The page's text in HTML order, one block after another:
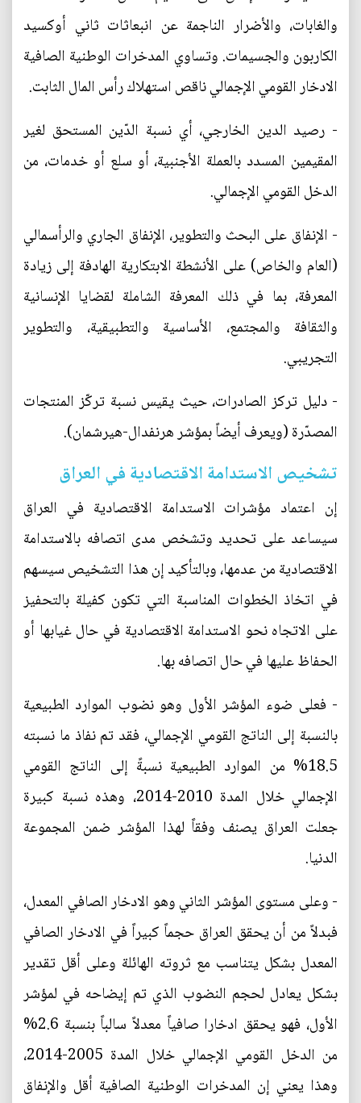
والغابات، والأضرار الناجمة عن انبعاثات ثاني أوكسيد
الكاربون والجسيمات. وتساوي المدخرات الوطنية الصافية
الادخار القومي الإجمالي ناقص استهلاك رأس المال الثابت.
- رصيد الدين الخارجي، أي نسبة الدّين المستحق لغير
المقيمين المسدد بالعملة الأجنبية، أو سلع أو خدمات، من
الدخل القومي الإجمالي.
- الإنفاق على البحث والتطوير، الإنفاق الجاري والرأسمالي
(العام والخاص) على الأنشطة الابتكارية الهادفة إلى زيادة
المعرفة، بما في ذلك المعرفة الشاملة لقضايا الإنسانية
والثقافة والمجتمع، الأساسية والتطبيقية، والتطوير
التجريبي.
- دليل تركز الصادرات، حيث يقيس نسبة تركّز المنتجات
المصدّرة (ويعرف أيضاً بمؤشر هرنفدال-هيرشمان).
تشخيص الاستدامة الاقتصادية في العراق
إن اعتماد مؤشرات الاستدامة الاقتصادية في العراق
سيساعد على تحديد وتشخص مدى اتصافه بالاستدامة
الاقتصادية من عدمها، وبالتأكيد إن هذا التشخيص سيسهم
في اتخاذ الخطوات المناسبة التي تكون كفيلة بالتحفيز
على الاتجاه نحو الاستدامة الاقتصادية في حال غيابها أو
الحفاظ عليها في حال اتصافه بها.
- فعلى ضوء المؤشر الأول وهو نضوب الموارد الطبيعية
بالنسبة إلى الناتج القومي الإجمالي، فقد تم نفاذ ما نسبته
18.5% من الموارد الطبيعية نسبةً إلى الناتج القومي
الإجمالي خلال المدة 2010-2014، وهذه نسبة كبيرة
جعلت العراق يصنف وفقاً لهذا المؤشر ضمن المجموعة
الدنيا.
- وعلى مستوى المؤشر الثاني وهو الادخار الصافي المعدل،
فبدلاً من أن يحقق العراق حجماً كبيراً في الادخار الصافي
المعدل بشكل يتناسب مع ثروته الهائلة وعلى أقل تقدير
بشكل يعادل لحجم النضوب الذي تم إيضاحه في لمؤشر
الأول، فهو يحقق ادخارا صافياً معدلاً سالباً بنسبة 2.6%
من الدخل القومي الإجمالي خلال المدة 2005-2014،
وهذا يعني إن المدخرات الوطنية الصافية أقل والإنفاق